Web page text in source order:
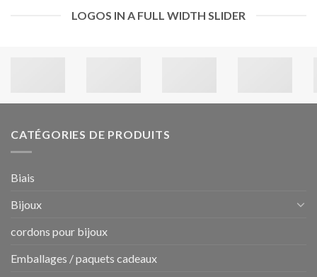
LOGOS IN A FULL WIDTH SLIDER
CATÉGORIES DE PRODUITS
Biais
Bijoux
cordons pour bijoux
Emballages / paquets cadeaux